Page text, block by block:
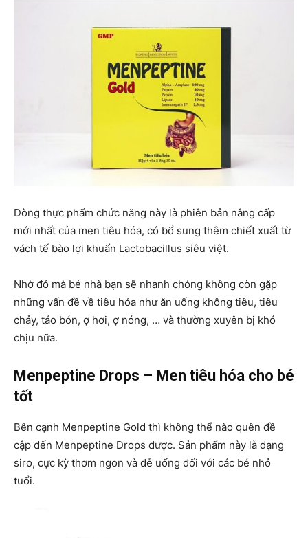
Dòng thực phẩm chức năng này là phiên bản nâng cấp
mới nhất của men tiêu hóa, có bổ sung thêm chiết xuất từ
vách tế bào lợi khuẩn Lactobacillus siêu việt.
Nhờ đó mà bé nhà bạn sẽ nhanh chóng không còn gặp
những vấn đề về tiêu hóa như ăn uống không tiêu, tiêu
chảy, táo bón, ợ hơi, ợ nóng, … và thường xuyên bị khó
chịu nữa.
Menpeptine Drops – Men tiêu hóa cho bé
tốt
Bên cạnh Menpeptine Gold thì không thể nào quên đề
cập đến Menpeptine Drops được. Sản phẩm này là dạng
siro, cực kỳ thơm ngon và dễ uống đối với các bé nhỏ
tuổi.